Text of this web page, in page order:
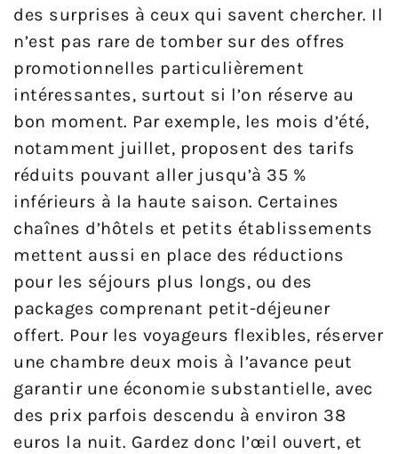
des surprises à ceux qui savent chercher. Il
n’est pas rare de tomber sur des offres
promotionnelles particulièrement
intéressantes, surtout si l’on réserve au
bon moment. Par exemple, les mois d’été,
notamment juillet, proposent des tarifs
réduits pouvant aller jusqu’à 35 %
inférieurs à la haute saison. Certaines
chaînes d’hôtels et petits établissements
mettent aussi en place des réductions
pour les séjours plus longs, ou des
packages comprenant petit-déjeuner
offert. Pour les voyageurs flexibles, réserver
une chambre deux mois à l’avance peut
garantir une économie substantielle, avec
des prix parfois descendu à environ 38
euros la nuit. Gardez donc l’œil ouvert, et